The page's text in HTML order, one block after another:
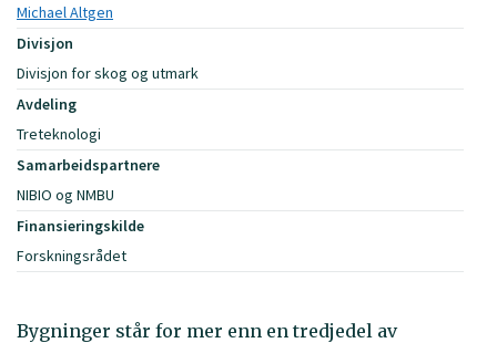
Michael Altgen
Divisjon
Divisjon for skog og utmark
Avdeling
Treteknologi
Samarbeidspartnere
NIBIO og NMBU
Finansieringskilde
Forskningsrådet
Bygninger står for mer enn en tredjedel av